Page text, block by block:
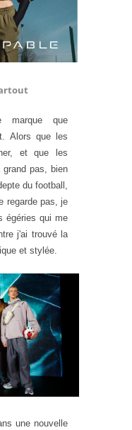
que
Alors que les
et que les
grand pas, bien
du football,
regarde pas, je
égéries qui me
j'ai trouvé la
et stylée.
une nouvelle